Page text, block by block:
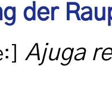
der
Ajuga